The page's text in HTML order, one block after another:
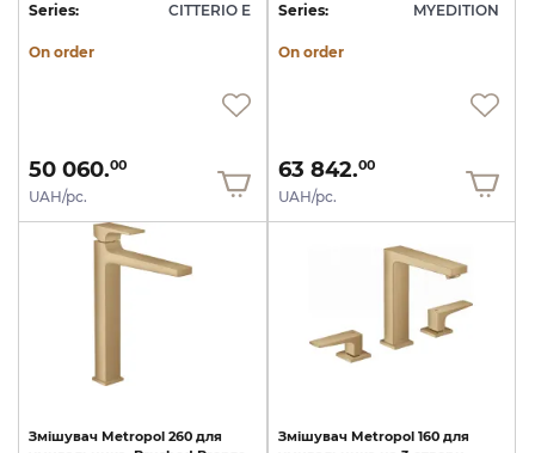
Series: CITTERIO E
On order
50 060.00
UAH/pc.
Series: MYEDITION
On order
63 842.00
UAH/pc.
Змішувач Metropol 260 для
Змішувач Metropol 160 для